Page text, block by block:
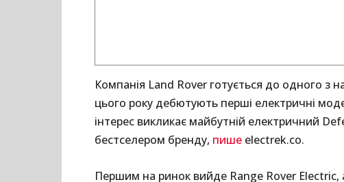
Компанія Land Rover готується до одного з
цього року дебютують перші електричні
інтерес викликає майбутній електричний
бестселером бренду, пише electrek.co.
Першим на ринок вийде Range Rover Electric,